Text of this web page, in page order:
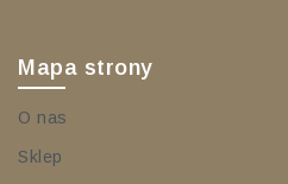
Mapa strony
O nas
Sklep